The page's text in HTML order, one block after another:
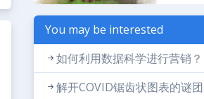
You may be interested
如何利用数据科学进行营销？
解开COVID锯齿状图表的谜团